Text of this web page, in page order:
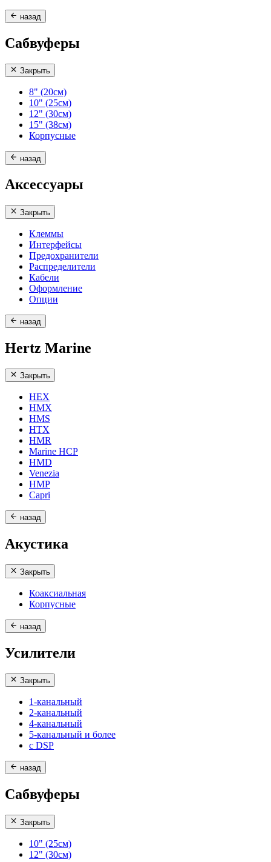
назад
Сабвуферы
Закрыть
8" (20см)
10" (25см)
12" (30см)
15" (38см)
Корпусные
назад
Аксессуары
Закрыть
Клеммы
Интерфейсы
Предохранители
Распределители
Кабели
Оформление
Опции
назад
Hertz Marine
Закрыть
HEX
HMX
HMS
HTX
HMR
Marine HCP
HMD
Venezia
HMP
Capri
назад
Акустика
Закрыть
Коаксиальная
Корпусные
назад
Усилители
Закрыть
1-канальный
2-канальный
4-канальный
5-канальный и более
с DSP
назад
Сабвуферы
Закрыть
10" (25см)
12" (30см)